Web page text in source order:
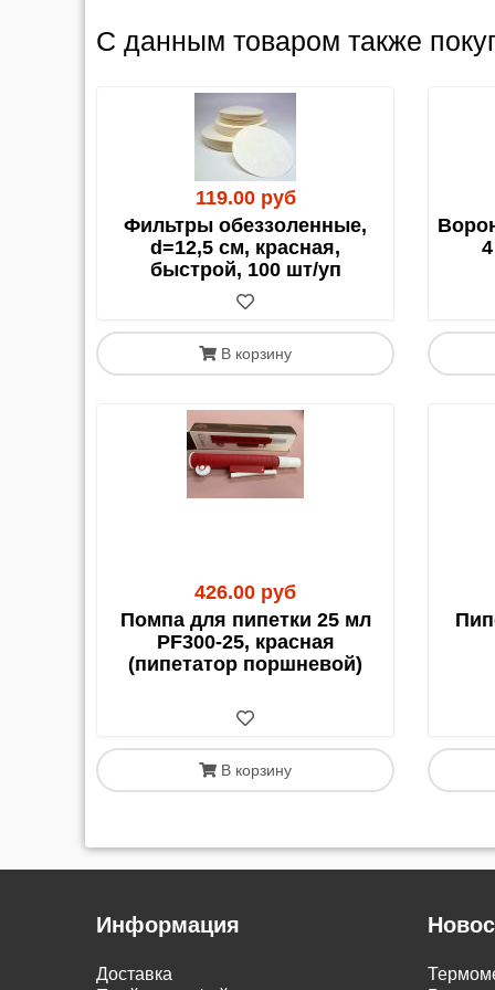
С данным товаром также
119.00 руб
Фильтры обеззоленные,
d=12,5 см, красная,
быстрой, 100 шт/уп
В корзину
426.00 руб
Помпа для пипетки 25 мл
PF300-25, красная
(пипетатор поршневой)
В корзину
Информация
Доставка